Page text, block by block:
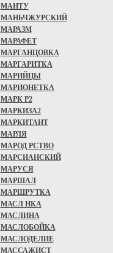
МАНТУ
МАНЬЧЖУРСКИЙ
МАРАЗМ
МАРАФЕТ
МАРГАНЦОВКА
МАРГАРИТКА
МАРИЙЦЫ
МАРИОНЕТКА
МАРК Р2
МАРКИЗА2
МАРКИТАНТ
МАРЛЯ
МАРОД РСТВО
МАРСИАНСКИЙ
МАРУСЯ
МАРШАЛ
МАРШРУТКА
МАСЛ НКА
МАСЛИНА
МАСЛОБОЙКА
МАСЛОДЕЛИЕ
МАССАЖИСТ